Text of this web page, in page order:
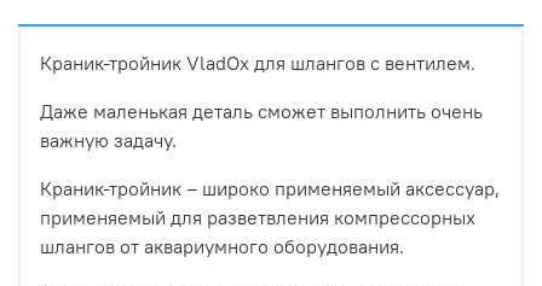
Краник-тройник VladOx для шлангов с вентилем.
Даже маленькая деталь сможет выполнить очень
важную задачу.
Краник-тройник – широко применяемый аксессуар,
применяемый для разветвления компрессорных
шлангов от аквариумного оборудования.